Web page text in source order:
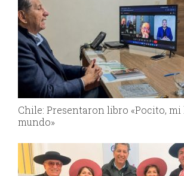
Chile: Presentaron libro «Pocito, mi
mundo»